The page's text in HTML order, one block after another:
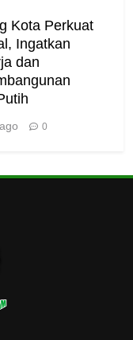
Kota Perkuat
Ingatkan
dan
0